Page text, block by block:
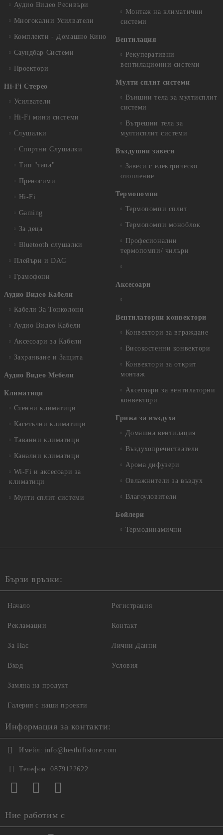
Аудио Видео Рeсивъри
Многокални Усилватели
Комплекти - Домашно Кино
Саундбар Системи
Проектори
Hi-Fi Стерео
Усилватели
Hi-Fi мини системи
Слушалки
Спортни Слушалки
Тип "тапа"
Преносими
Hi-Fi
Gaming
За деца
Bluetooth слушалки
Плейъри и DAC
Грамофони
Аудио Видео Кабели
Кабели За Тонколони
Аудио Видео Кабели
Аксесоари за Кабели
Захранване и Защита
Аудио Видео Мебели
Климатици
Стенни климатици
Касетъчни климатици
Таванни климатици
Канални климатици
Wi-Fi и аксесоари за
климатици
Мулти сплит системи
Монтаж на климатични
системи
Вентилация
Рекуперативни
вентилационни системи
Мулти сплит системи
Външни тела за мултисплит
системи
Вътрешни тела за
мултисплит системи
Въздушни завеси
Завеси с електрическо
отопление
Термопомпи
Термопомпи сплит
Термопомпи моноблок
Професионални
термопомпи/ чилъри
Аксесоари
Вентилаторни конвектори
Конвектори за вграждане
Високостенни конвектори
Конвектори за открит
монтаж
Аксесоари за вентилаторни
конвектори
Грижа за въздуха
Домашна вентилация
Въздухопречистватели
Арома дифузери
Овлажнители за въздух
Влагоуловители
Бойлери
Термодинамични
Бързи връзки:
Начало
Рекламации
За Нас
Вход
Регистрация
Контакт
Лични Данни
Условия
Замяна на продукт
Галерия с наши проекти
Информация за контакти:
Имейл: info@besthifistore.com
Телефон: 0879122622
Ние работим с